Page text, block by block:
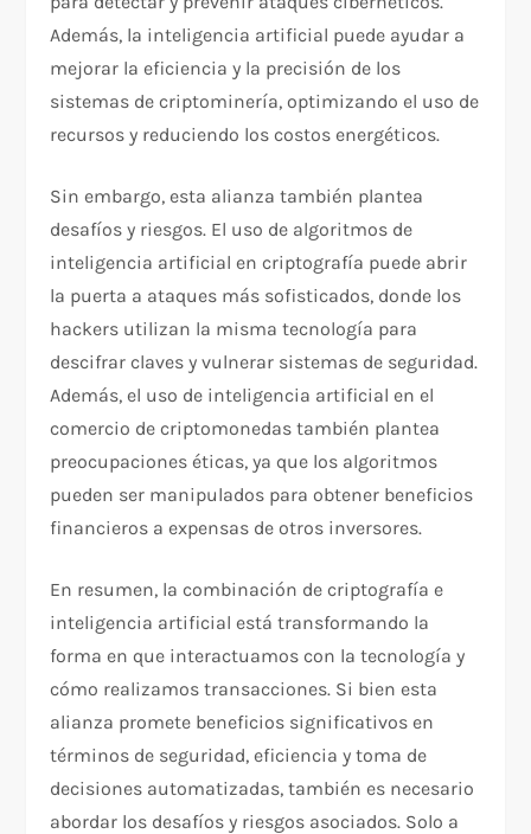
Además, la inteligencia artificial puede ayudar a
mejorar la eficiencia y la precisión de los
sistemas de criptominería, optimizando el uso de
recursos y reduciendo los costos energéticos.
Sin embargo, esta alianza también plantea
desafíos y riesgos. El uso de algoritmos de
inteligencia artificial en criptografía puede abrir
la puerta a ataques más sofisticados, donde los
hackers utilizan la misma tecnología para
descifrar claves y vulnerar sistemas de seguridad.
Además, el uso de inteligencia artificial en el
comercio de criptomonedas también plantea
preocupaciones éticas, ya que los algoritmos
pueden ser manipulados para obtener beneficios
financieros a expensas de otros inversores.
En resumen, la combinación de criptografía e
inteligencia artificial está transformando la
forma en que interactuamos con la tecnología y
cómo realizamos transacciones. Si bien esta
alianza promete beneficios significativos en
términos de seguridad, eficiencia y toma de
decisiones automatizadas, también es necesario
abordar los desafíos y riesgos asociados. Solo a